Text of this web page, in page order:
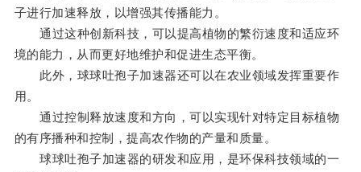
子进行加速释放，以增强其传播能力。
通过这种创新科技，可以提高植物的繁衍速度和适应环
境的能力，从而更好地维护和促进生态平衡。
此外，球球吐孢子加速器还可以在农业领域发挥重要作
用。
通过控制释放速度和方向，可以实现针对特定目标植物
的有序播种和控制，提高农作物的产量和质量。
球球吐孢子加速器的研发和应用，是环保科技领域的一